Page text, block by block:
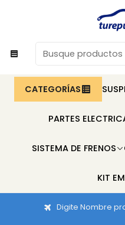
CATEGORÍAS
PARTES
SISTEMA DE FRENOS
KIT
Digite Nombre